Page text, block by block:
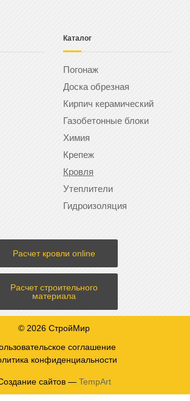
Каталог
Погонаж
Доска обрезная
Кирпич керамический
Газобетонные блоки
Химия
Крепеж
Кровля
Утеплители
Гидроизоляция
Расчет кровли online
Расчет строительного
материала
© 2026 СтройМир
соглашение
конфиденциальности
сайтов — TempArt